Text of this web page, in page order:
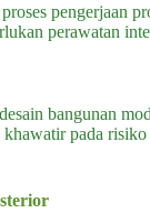
pengerjaan
perawatan
bangunan
pada